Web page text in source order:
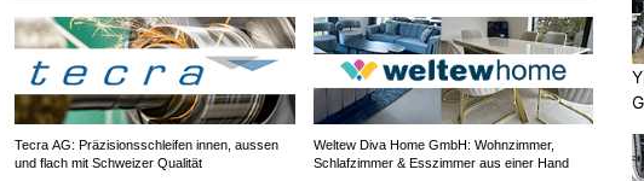
Tecra AG: Präzisionsschleifen innen, aussen
und flach mit Schweizer Qualität
Weltew Diva Home GmbH: Wohnzimmer,
Schlafzimmer & Esszimmer aus einer Hand